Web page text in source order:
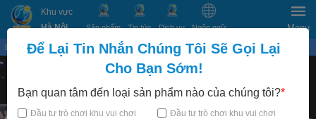
Khu vực
Hà Nội
Sản phẩm Tin tức Dịch vụ Ngôn ngữ Menu
Bạn đang xem tại
Để Lại Tin Nhắn Chúng Tôi Sẽ Gọi Lại
Cho Bạn Sớm!
Bạn quan tâm đến loại sản phẩm nào của chúng tôi?*
Đầu tư trò chơi khu vui chơi
Đầu tư trò chơi khu vui chơi